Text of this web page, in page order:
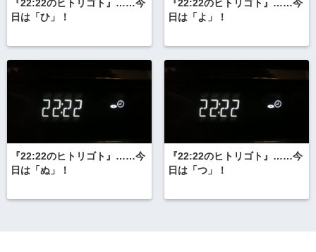
『22:22のヒトリゴト』……今
日は「ひ」！
『22:22のヒトリゴト』……今
日は「よ」！
『22:22のヒトリゴト』……今
日は「ぬ」！
『22:22のヒトリゴト』……今
日は「つ」！